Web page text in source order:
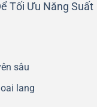
Tối Ưu Năng Suất
sâu
lang